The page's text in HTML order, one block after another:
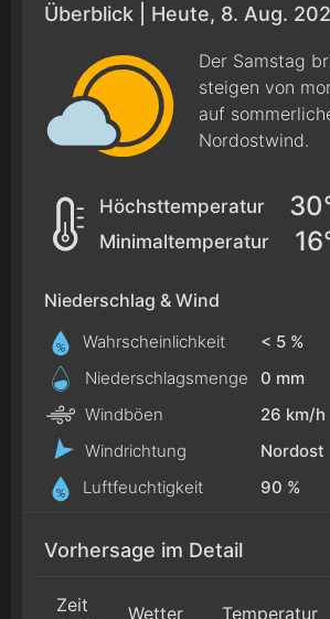
Überblick | Heute, 8. Aug.
Der Samstag
steigen von
auf
Nordostwind.
Höchsttemperatur
Minimaltemperatur
Niederschlag & Wind
Wahrscheinlichkeit
< 5 %
Niederschlagsmenge
0 mm
Windböen
26 km/h
Windrichtung
Nordost
Luftfeuchtigkeit
90 %
Vorhersage im Detail
Zeit Wetter Temperatur